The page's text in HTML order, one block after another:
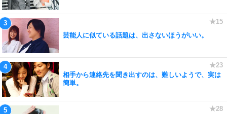
芸能人に似ている話題は、出さないほうがいい。
相手から連絡先を聞き出すのは、難しいようで、実は
簡単。